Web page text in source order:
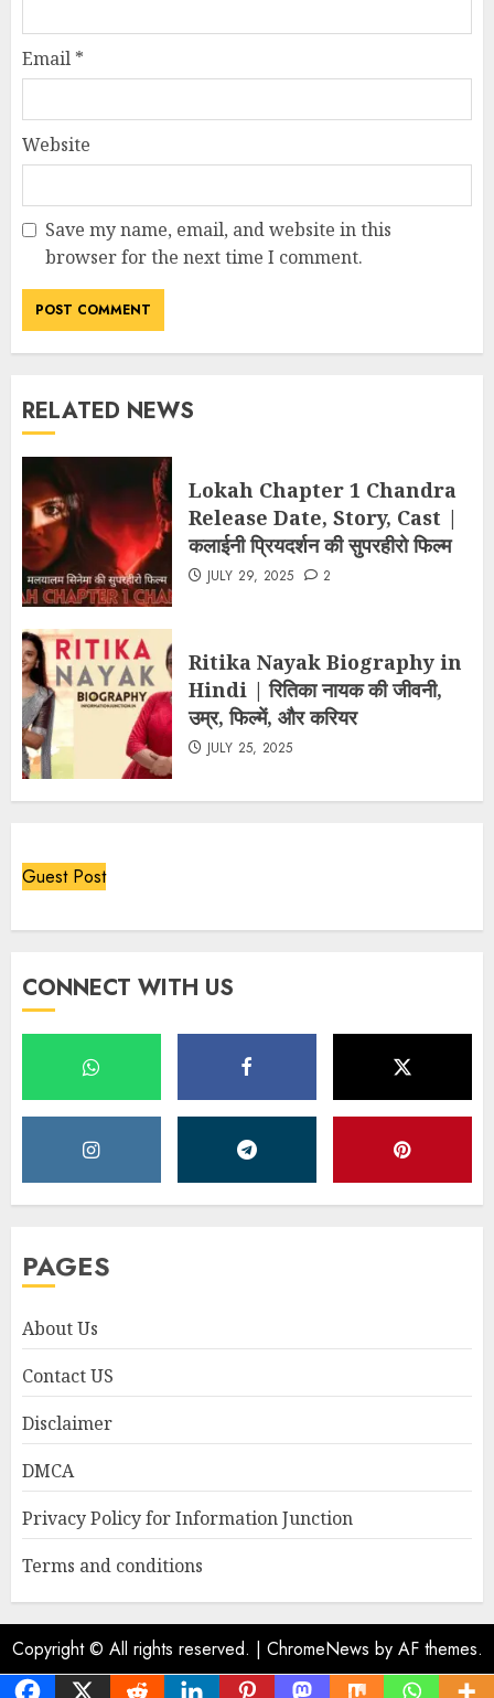
Email *
Website
Save my name, email, and website in this
browser for the next time I comment.
RELATED NEWS
Lokah Chapter 1 Chandra
Release Date, Story, Cast |
कलाईनी प्रियदर्शन की सुपरहीरो फिल्म
JULY 29, 2025 2
Ritika Nayak Biography in
Hindi | रितिका नायक की जीवनी,
उम्र, फिल्में, और करियर
JULY 25, 2025
Guest Post
CONNECT WITH US
PAGES
About Us
Contact US
Disclaimer
DMCA
Privacy Policy for Information Junction
Terms and conditions
Copyright © All rights reserved. | ChromeNews by AF themes.